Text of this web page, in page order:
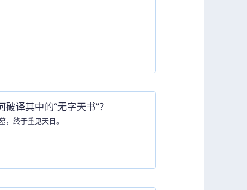
译其中的“无字天书”？
终于重见天日。